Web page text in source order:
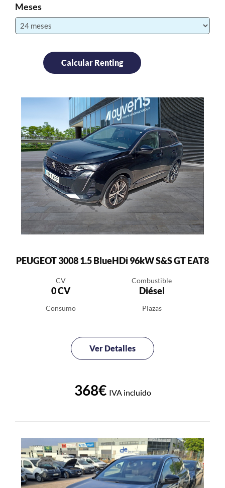
Meses
PEUGEOT 3008 1.5 BlueHDi 96kW S&S GT EAT8
CV
0 CV
Combustible
Diésel
Consumo Plazas
Ver Detalles
368€ IVA incluido